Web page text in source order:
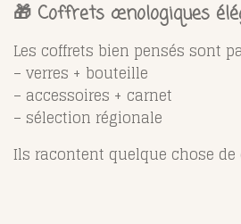
🎁 Coffrets œnologiques
Les coffrets bien pensés sont
– verres + bouteille
– accessoires + carnet
– sélection régionale
Ils racontent quelque chose de